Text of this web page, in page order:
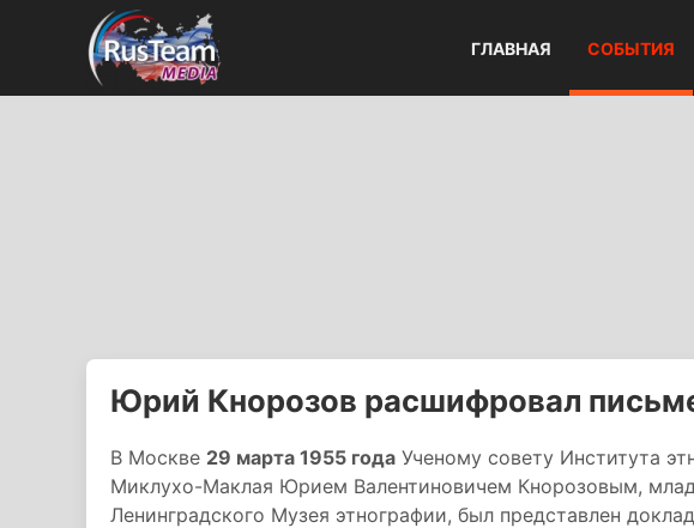
ГЛАВНАЯ СОБЫТИЯ
Юрий Кнорозов расшифровал
В Москве 29 марта 1955 года Ученому совету Института
Миклухо-Маклая Юрием Валентиновичем Кнорозовым,
Ленинградского Музея этнографии, был представлен